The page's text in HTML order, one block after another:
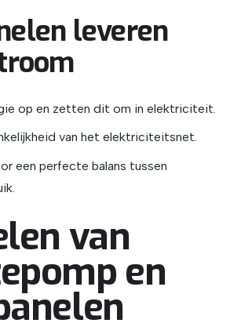
leveren
op en zetten dit om in elektriciteit.
van het elektriciteitsnet.
een perfecte balans tussen
van
en